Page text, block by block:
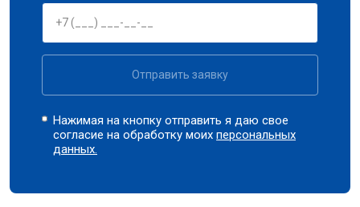
Отправить заявку
Нажимая на кнопку отправить я даю свое
согласие на обработку моихперсональных
данных.